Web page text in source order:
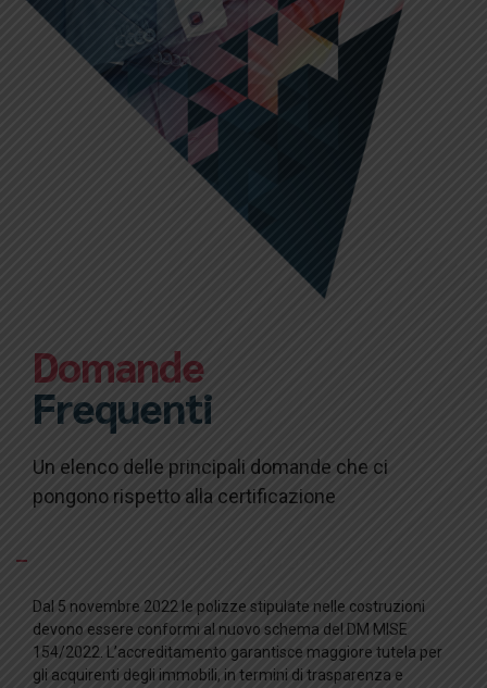
Domande
Frequenti
Un elenco delle principali domande che ci
pongono rispetto alla certificazione
Dal 5 novembre 2022 le polizze stipulate nelle costruzioni
devono essere conformi al nuovo schema del DM MISE
154/2022. L’accreditamento garantisce maggiore tutela per
gli acquirenti degli immobili, in termini di trasparenza e